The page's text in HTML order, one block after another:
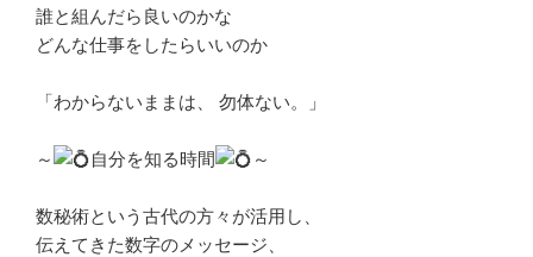
誰と組んだら良いのかな
どんな仕事をしたらいいのか
「わからないままは、 勿体ない。」
～ 自分を知る時間 ～
数秘術という古代の方々が活用し、
伝えてきた数字のメッセージ、